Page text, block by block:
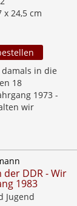
x 24,5 cm
in die
18
1973 -
wir
der DDR - Wir
1983
Jugend